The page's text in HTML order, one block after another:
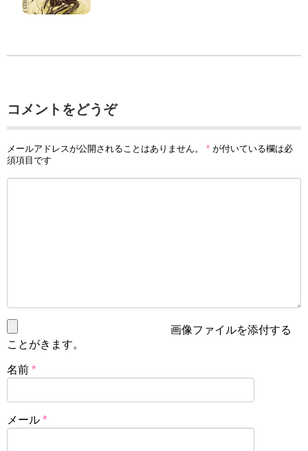
コメントをどうぞ
メールアドレスが公開されることはありません。 * が付いている欄は必
須項目です
画像ファイルを添付する
ことがきます。
名前 *
メール *